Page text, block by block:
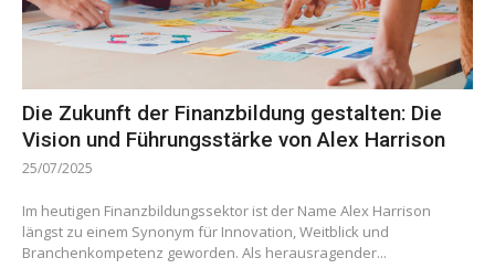
Die Zukunft der Finanzbildung gestalten: Die
Vision und Führungsstärke von Alex Harrison
25/07/2025
Im heutigen Finanzbildungssektor ist der Name Alex Harrison
längst zu einem Synonym für Innovation, Weitblick und
Branchenkompetenz geworden. Als herausragender...